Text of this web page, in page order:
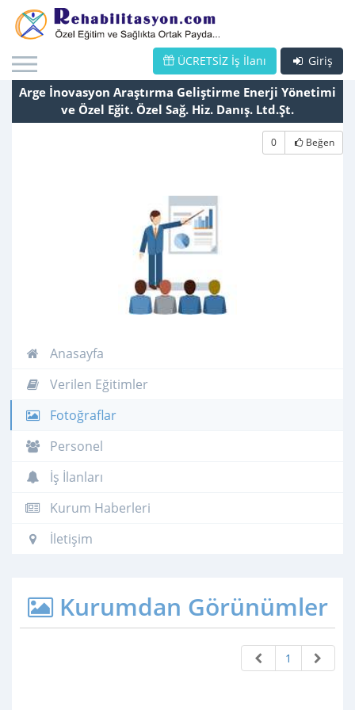
Giriş
ÜCRETSİZ İş İlanı
Arge İnovasyon Araştırma Geliştirme Enerji Yönetimi
ve Özel Eğit. Özel Sağ. Hiz. Danış. Ltd.Şt.
0 Beğen
Anasayfa
Verilen Eğitimler
Fotoğraflar
Personel
İş İlanları
Kurum Haberleri
İletişim
Kurumdan Görünümler
1